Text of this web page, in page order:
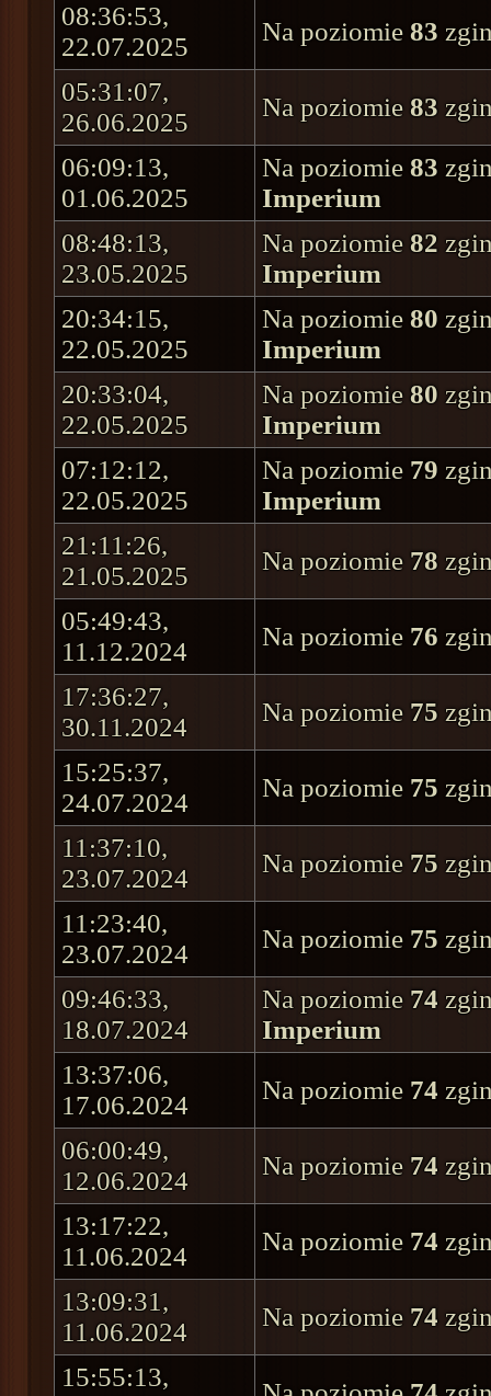
08:36:53,
22.07.2025
Na poziomie 83
05:31:07,
26.06.2025
Na poziomie 83
06:09:13,
01.06.2025
Na poziomie 83
Imperium
08:48:13,
23.05.2025
Na poziomie 82
Imperium
20:34:15,
22.05.2025
Na poziomie 80
Imperium
20:33:04,
22.05.2025
Na poziomie 80
Imperium
07:12:12,
22.05.2025
Na poziomie 79
Imperium
21:11:26,
21.05.2025
Na poziomie 78
05:49:43,
11.12.2024
Na poziomie 76
17:36:27,
30.11.2024
Na poziomie 75
15:25:37,
24.07.2024
Na poziomie 75
11:37:10,
23.07.2024
Na poziomie 75
11:23:40,
23.07.2024
Na poziomie 75
09:46:33,
18.07.2024
Na poziomie 74
Imperium
13:37:06,
17.06.2024
Na poziomie 74
06:00:49,
12.06.2024
Na poziomie 74
13:17:22,
11.06.2024
Na poziomie 74
13:09:31,
11.06.2024
Na poziomie 74
15:55:13,